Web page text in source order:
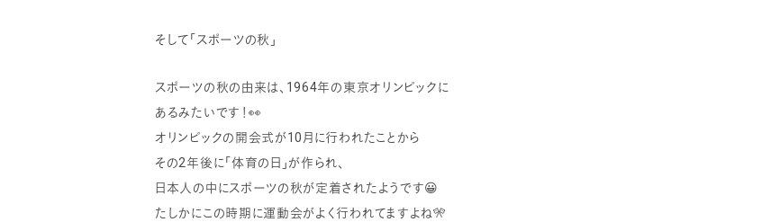
そして「スポーツの秋」
スポーツの秋の由来は、1964年の東京オリンピックに
あるみたいです！👀
オリンピックの開会式が10月に行われたことから
その2年後に「体育の日」が作られ、
日本人の中にスポーツの秋が定着されたようです😀
たしかにこの時期に運動会がよく行われてますよね🎌